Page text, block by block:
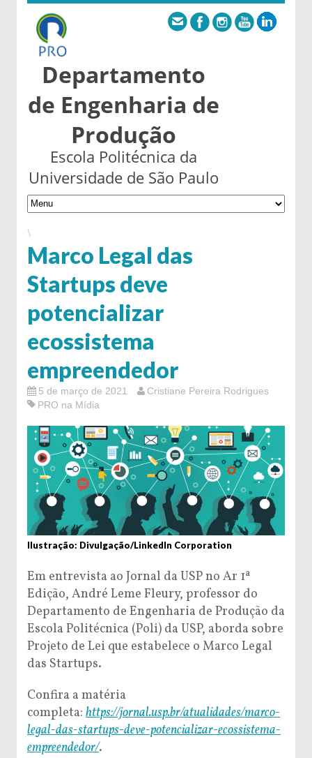
Departamento
de Engenharia de
Produção
Escola Politécnica da
Universidade de São Paulo
\
Marco Legal das
Startups deve
potencializar
ecossistema
empreendedor
5 de março de 2021
Cristiane Pereira Rodrigues
PRO na Mídia
Ilustração: Divulgação/LinkedIn Corporation
Em entrevista ao Jornal da USP no Ar 1ª
Edição, André Leme Fleury, professor do
Departamento de Engenharia de Produção da
Escola Politécnica (Poli) da USP, aborda sobre
Projeto de Lei que estabelece o Marco Legal
das Startups.
Confira a matéria
completa: https://jornal.usp.br/atualidades/marco-
legal-das-startups-deve-potencializar-ecossistema-
empreendedor/.